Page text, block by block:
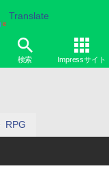
Translate
検索 Impressサイト
RPG